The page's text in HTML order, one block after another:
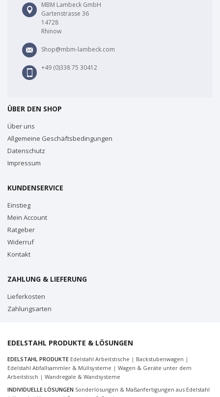
MBM Lambeck GmbH
Gartenstrasse 36
14728
Rhinow
Shop@mbm-lambeck.com
+49 (0)338 75 30412
ÜBER DEN SHOP
Über uns
Allgemeine Geschäftsbedingungen
Datenschutz
Impressum
KUNDENSERVICE
Einstieg
Mein Account
Ratgeber
Widerruf
Kontakt
ZAHLUNG & LIEFERUNG
Lieferkosten
Zahlungsarten
EDELSTAHL PRODUKTE & LÖSUNGEN
EDELSTAHL PRODUKTE Edelstahl Arbeitstische | Backstubenwagen |
Edelstahl Abfallsammler & Müllsysteme | Wagen & Geräte unter dem
Arbeitstisch | Wandregale & Wandsysteme
INDIVIDUELLE LÖSUNGEN Sonderlösungen & Maßanfertigungen aus Edelstahl